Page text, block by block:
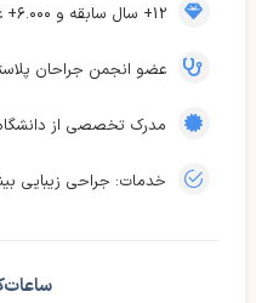
12+ سال سابقه و ۶.۰۰۰+ عمل موفق زیبایی
عضو انجمن جراحان
مدرک تخصصی از
خدمات: جراحی زیبایی
ساعات